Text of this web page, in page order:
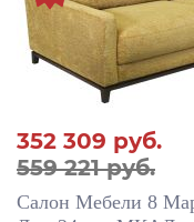
352 309 руб.
559 221 руб.
Салон Мебели 8